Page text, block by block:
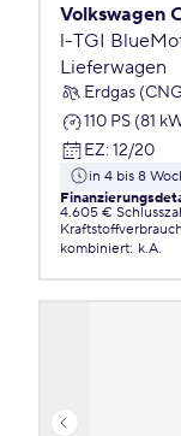
Volkswagen
l-TGI
Lieferwagen
Erdgas
110 PS (81
EZ: 12/20
in 4 bis 8
4.605 €
kombiniert: k.A.